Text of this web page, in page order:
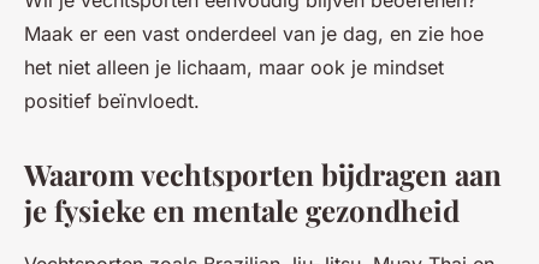
Maak er een vast onderdeel van je dag, en zie hoe
het niet alleen je lichaam, maar ook je mindset
positief beïnvloedt.
Waarom vechtsporten bijdragen aan
je fysieke en mentale gezondheid